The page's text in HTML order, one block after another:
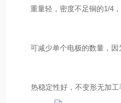
重量轻，密度不足铜的1/4，
可减少单个电极的数量，因
热稳定性好，不变形无加工